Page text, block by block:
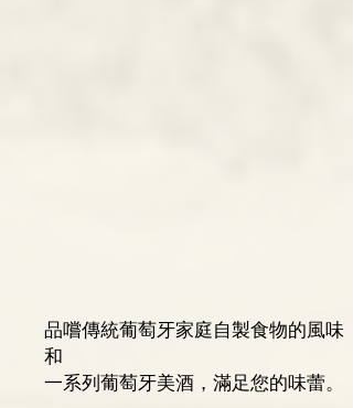
品嚐傳統葡萄牙家庭自製食物的風味
和
一系列葡萄牙美酒，滿足您的味蕾。